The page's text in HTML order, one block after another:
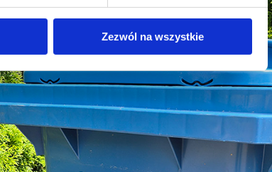
Zezwól na wszystkie